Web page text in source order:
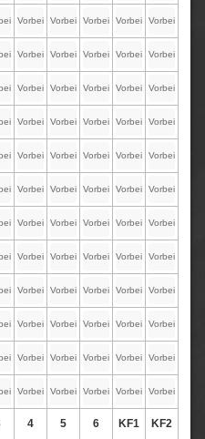
Vorbei Vorbei Vorbei Vorbei Vorbei
Vorbei Vorbei Vorbei Vorbei Vorbei
Vorbei Vorbei Vorbei Vorbei Vorbei
Vorbei Vorbei Vorbei Vorbei Vorbei
Vorbei Vorbei Vorbei Vorbei Vorbei
Vorbei Vorbei Vorbei Vorbei Vorbei
Vorbei Vorbei Vorbei Vorbei Vorbei
Vorbei Vorbei Vorbei Vorbei Vorbei
Vorbei Vorbei Vorbei Vorbei Vorbei
Vorbei Vorbei Vorbei Vorbei Vorbei
Vorbei Vorbei Vorbei Vorbei Vorbei
Vorbei Vorbei Vorbei Vorbei Vorbei
4 5 6 KF1 KF2